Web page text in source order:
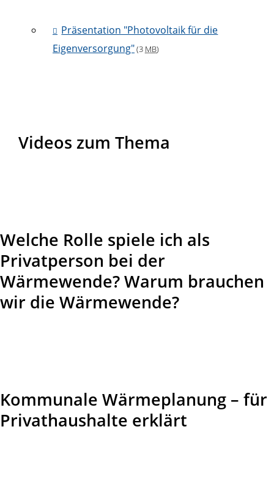
Präsentation "Photovoltaik für die
Eigenversorgung"(3 MB)
Videos zum Thema
Welche Rolle spiele ich als
Privatperson bei der
Wärmewende? Warum brauchen
wir die Wärmewende?
Kommunale Wärmeplanung – für
Privathaushalte erklärt